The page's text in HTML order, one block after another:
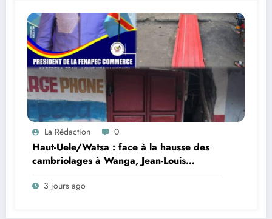
La Rédaction 0
Haut-Uele/Watsa : face à la hausse des
cambriolages à Wanga, Jean-Louis
Ngahangondi appelle à une
réorganisation du dispositif sécuritaire
3 jours ago